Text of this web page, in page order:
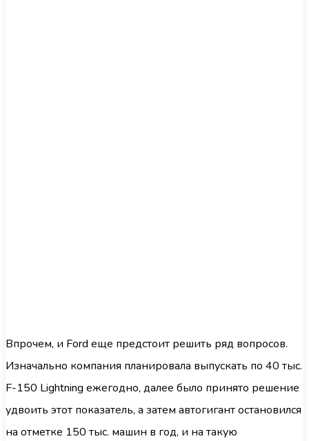
Впрочем, и Ford еще предстоит решить ряд вопросов.
Изначально компания планировала выпускать по 40 тыс.
F-150 Lightning ежегодно, далее было принято решение
удвоить этот показатель, а затем автогигант остановился
на отметке 150 тыс. машин в год, и на такую